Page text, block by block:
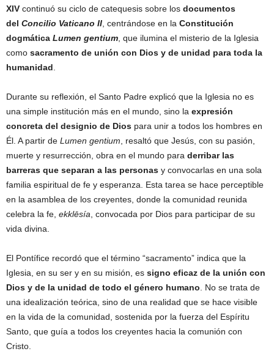
XIV continuó su ciclo de catequesis sobre los documentos
del Concilio Vaticano II , centrándose en la Constitución
dogmática Lumen gentium , que ilumina el misterio de la Iglesia
como sacramento de unión con Dios y de unidad para toda la
humanidad
Durante su reflexión, el Santo Padre explicó que la Iglesia no es
una simple institución más en el mundo, sino la expresión
concreta del designio de Dios para unir a todos los hombres en
Él. A partir de Lumen gentium , resaltó que Jesús, con su pasión,
muerte y resurrección, obra en el mundo para derribar las
barreras que separan a las personas y convocarlas en una sola
familia espiritual de fe y esperanza. Esta tarea se hace perceptible
en la asamblea de los creyentes, donde la comunidad reunida
celebra la fe, ekklēsía , convocada por Dios para participar de su
vida divina.
El Pontífice recordó que el término “sacramento” indica que la
Iglesia, en su ser y en su misión, es signo eficaz de la unión con
Dios y de la unidad de todo el género humano . No se trata de
una idealización teórica, sino de una realidad que se hace visible
en la vida de la comunidad, sostenida por la fuerza del Espíritu
Santo, que guía a todos los creyentes hacia la comunión con
Cristo.